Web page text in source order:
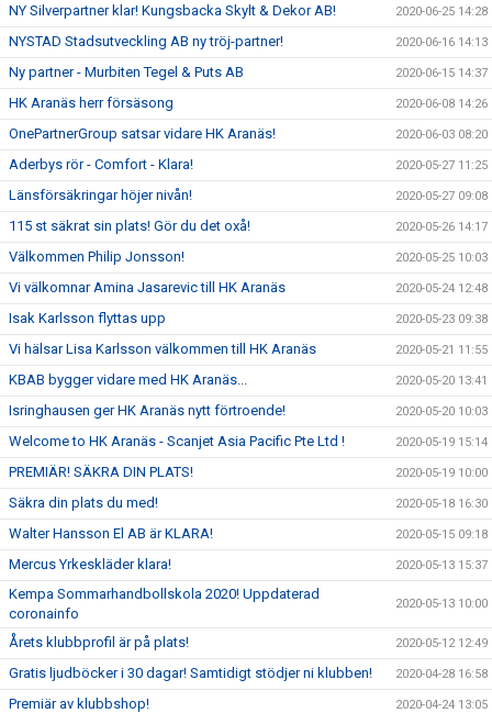
NY Silverpartner klar! Kungsbacka Skylt & Dekor AB! 2020-06-25 14:28
NYSTAD Stadsutveckling AB ny tröj-partner! 2020-06-16 14:13
Ny partner - Murbiten Tegel & Puts AB 2020-06-15 14:37
HK Aranäs herr försäsong 2020-06-08 14:26
OnePartnerGroup satsar vidare HK Aranäs! 2020-06-03 08:20
Aderbys rör - Comfort - Klara! 2020-05-27 11:25
Länsförsäkringar höjer nivån! 2020-05-27 09:08
115 st säkrat sin plats! Gör du det oxå! 2020-05-26 14:17
Välkommen Philip Jonsson! 2020-05-25 10:03
Vi välkomnar Amina Jasarevic till HK Aranäs 2020-05-24 12:48
Isak Karlsson flyttas upp 2020-05-23 09:38
Vi hälsar Lisa Karlsson välkommen till HK Aranäs 2020-05-21 11:55
KBAB bygger vidare med HK Aranäs... 2020-05-20 13:41
Isringhausen ger HK Aranäs nytt förtroende! 2020-05-20 10:03
Welcome to HK Aranäs - Scanjet Asia Pacific Pte Ltd ! 2020-05-19 15:14
PREMIÄR! SÄKRA DIN PLATS! 2020-05-19 10:00
Säkra din plats du med! 2020-05-18 16:30
Walter Hansson El AB är KLARA! 2020-05-15 09:18
Mercus Yrkeskläder klara! 2020-05-13 15:37
Kempa Sommarhandbollskola 2020! Uppdaterad
coronainfo
2020-05-13 10:00
Årets klubbprofil är på plats! 2020-05-12 12:49
Gratis ljudböcker i 30 dagar! Samtidigt stödjer ni klubben! 2020-04-28 16:58
Premiär av klubbshop! 2020-04-24 13:05